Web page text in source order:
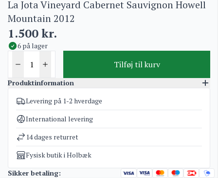
La Jota Vineyard Cabernet Sauvignon Howell
Mountain 2012
1.500kr.
6 på lager
Tilføj til kurv
Produktinformation
Varenummer
4297
Kategorier
Vægt
1,7 kg
Levering på 1-2 hverdage
International levering
14 dages returret
Fysisk butik i Holbæk
Sikker betaling: